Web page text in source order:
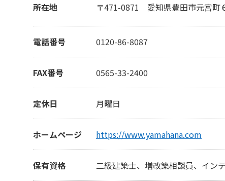
所在地 〒471-0871 愛知県豊田市元宮町
電話番号 0120-86-8087
FAX番号 0565-33-2400
定休日 月曜日
ホームページ https://www.yamahana.com
保有資格 二級建築士、増改築相談員、イン